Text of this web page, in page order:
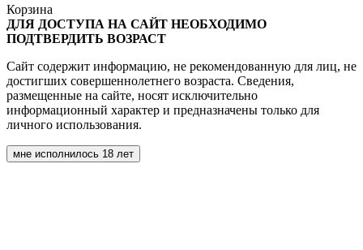
Корзина
ДЛЯ ДОСТУПА НА САЙТ НЕОБХОДИМО
ПОДТВЕРДИТЬ ВОЗРАСТ
Сайт содержит информацию, не рекомендованную для лиц, не
достигших совершеннолетнего возраста. Сведения,
размещенные на сайте, носят исключительно
информационный характер и предназначены только для
личного использования.
мне исполнилось 18 лет